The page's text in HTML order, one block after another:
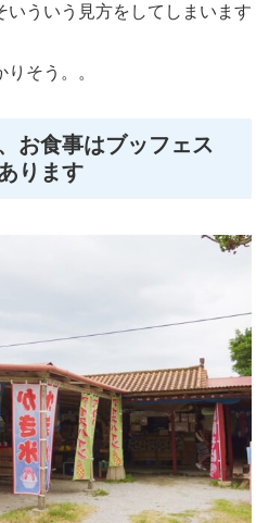
いういう見方をしてしまいます
そう。。
お食事はブッフェス
ります